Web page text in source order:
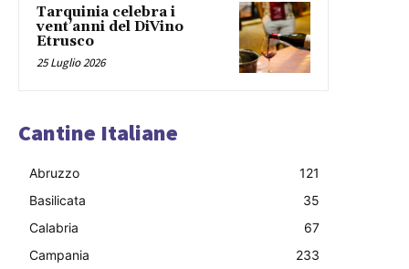
Tarquinia celebra i
vent’anni del DiVino
Etrusco
25 Luglio 2026
Cantine Italiane
Abruzzo
121
Basilicata
35
Calabria
67
Campania
233